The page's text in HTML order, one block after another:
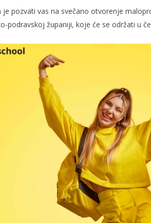
u Viroviticu
slatina.net
pozvati vas na svečano otvorenje
podravskoj županiji, koje će se održati u